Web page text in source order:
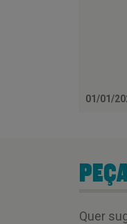
01/01/
Quer